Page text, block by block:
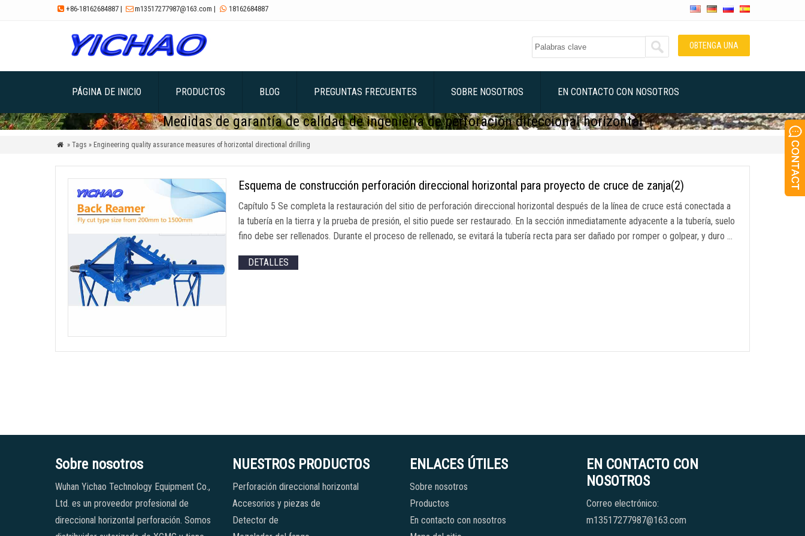
 +86-18162684887 | m13517277987@163.com |  18162684887
OBTENGA UNA
PÁGINA DE INICIO PRODUCTOS BLOG PREGUNTAS FRECUENTES SOBRE NOSOTROS EN CONTACTO CON NOSOTROS
Medidas de garantía de calidad de ingeniería de perforación direccional horizontal
 » Tags » Engineering quality assurance measures of horizontal directional drilling
Esquema de construcción perforación direccional horizontal para proyecto de cruce de zanja(2)
Capítulo 5 Se completa la restauración del sitio de perforación direccional horizontal después de la línea de cruce está conectada a
la tubería en la tierra y la prueba de presión, el sitio puede ser restaurado. En la sección inmediatamente adyacente a la tubería, suelo
fino debe ser rellenados. Durante el proceso de rellenado, se evitará la tubería recta para ser dañado por romper o golpear, y duro …
DETALLES
Sobre nosotros
Wuhan Yichao Technology Equipment Co.,
Ltd. es un proveedor profesional de
direccional horizontal perforación. Somos
NUESTROS PRODUCTOS
Perforación direccional horizontal
Accesorios y piezas de
Detector de
ENLACES ÚTILES
Sobre nosotros
Productos
En contacto con nosotros
EN CONTACTO CON
NOSOTROS
Correo electrónico:
m13517277987@163.com